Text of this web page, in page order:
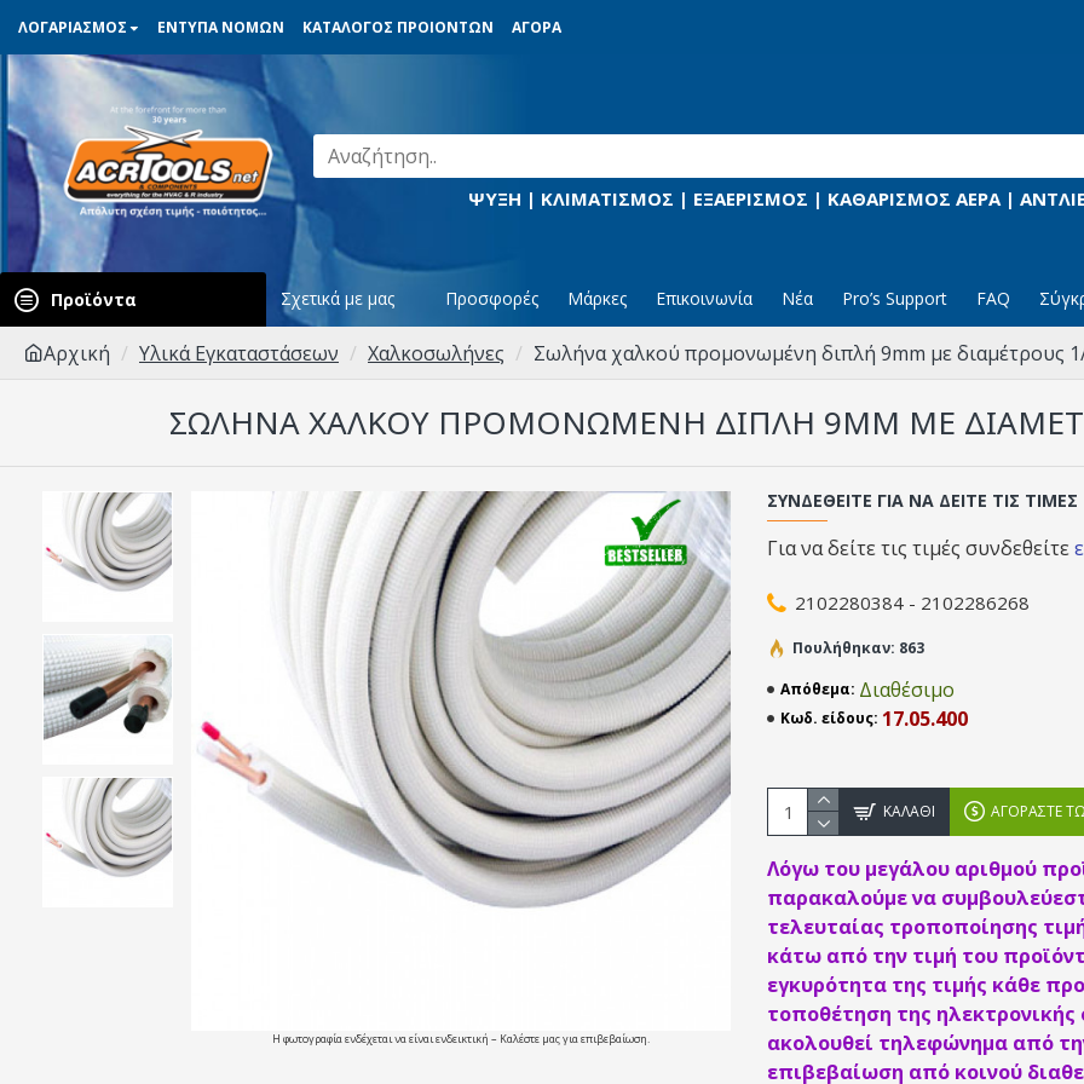
ΛΟΓΑΡΙΑΣΜΟΣ ΕΝΤΥΠΑ ΝΟΜΩΝ ΚΑΤΑΛΟΓΟΣ ΠΡΟΙΟΝΤΩΝ ΑΓΟΡΑ
ΨΥΞΗ | ΚΛΙΜΑΤΙΣΜΟΣ | ΕΞΑΕΡΙΣΜΟΣ | ΚΑΘΑΡΙΣΜΟΣ ΑΕΡΑ |
Προϊόντα Σχετικά με μας Προσφορές Μάρκες Επικοινωνία Νέα Pro’s Support FAQ
Αρχική Υλικά Εγκαταστάσεων Χαλκοσωλήνες Σωλήνα χαλκού προμονωμένη διπλή 9mm με διαμέτρους
ΣΩΛΉΝΑ ΧΑΛΚΟΎ ΠΡΟΜΟΝΩΜΈΝΗ ΔΙΠΛΉ 9MM ΜΕ
Η φωτογραφία ενδέχεται να είναι ενδεικτική – Καλέστε μας για επιβεβαίωση.
ΣΥΝΔΕΘΕΊΤΕ ΓΙΑ ΝΑ ΔΕΊΤΕ ΤΙΣ ΤΙΜΈΣ
Για να δείτε τις τιμές συνδεθείτε
2102280384 - 2102286268
Απόθεμα: Διαθέσιμο
Κωδ. είδους: 17.05.400
Πουλήθηκαν: 863
ΚΑΛΆΘΙ ΑΓΟΡΆΣΤΕ
Λόγω του μεγάλου αριθμού
παρακαλούμε να
τελευταίας τροποποίησης
κάτω από την τιμή του
εγκυρότητα της τιμής κάθε
τοποθέτηση της
ακολουθεί τηλεφώνημα από
επιβεβαίωση από κοινού